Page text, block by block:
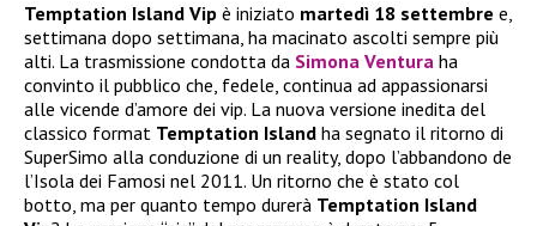
Temptation Island Vip è iniziato martedì 18 settembre e,
settimana dopo settimana, ha macinato ascolti sempre più
alti. La trasmissione condotta da Simona Ventura ha
convinto il pubblico che, fedele, continua ad appassionarsi
alle vicende d’amore dei vip. La nuova versione inedita del
classico format Temptation Island ha segnato il ritorno di
SuperSimo alla conduzione di un reality, dopo l’abbandono de
l’Isola dei Famosi nel 2011. Un ritorno che è stato col
botto, ma per quanto tempo durerà Temptation Island